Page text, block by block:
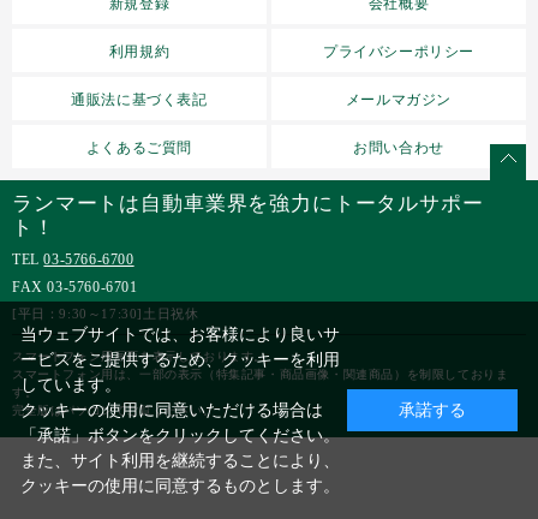
利用規約 プライバシーポリシー
通販法に基づく表記 メールマガジン
よくあるご質問 お問い合わせ
ランマートは自動車業界を強力にトータルサポー
ト！
TEL03-5766-6700
FAX 03-5760-6701
[平日：9:30～17:30]土日祝休
スマートフォン用画面を表示しております。
スマートフォン用は、一部の表示（特集記事・商品画像・関連商品）を制限しておりま
す。
完全版はパソコンでご覧ください。
当ウェブサイトでは、お客様により良いサ
ービスをご提供するため、クッキーを利用
しています。
クッキーの使用に同意いただける場合は
「承諾」ボタンをクリックしてください。
また、サイト利用を継続することにより、
クッキーの使用に同意するものとします。
承諾する